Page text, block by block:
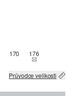
170 176THIS SIZE IS
Průvodce velikosti